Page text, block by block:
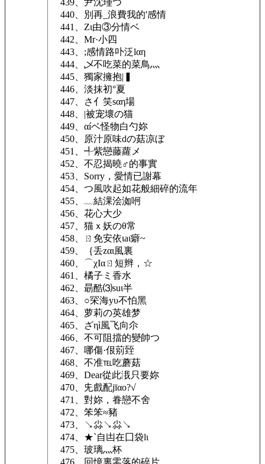
439、尹沈瑾つ
440、別再_浪費我的'感情
441、Zι由③分情ベ
442、Mr·小四
443、;感情路卟泛lαη
444、乄不吃菜的菜鳥灬
445、獨家擁抱|▍
446、淡抹初°夏
447、さ亻笑sαη場
448、|被宠壞の猫
449、αíベ怪物白勺妳
450、原汁原味dの菇凉ぼ
451、╃紫戀藤蘿メ
452、不忍揭曉♂的事實
453、Sorry，愛情已謝幕
454、つ風吹起如花般細碎的流年
455、﹏結淉浍洳哬
456、花心大少
457、猫ｘ妖のθ常
458、ㄖ免安依ιаι癖~
459、｛丢zαι風裏
460、⌒χΙαㄖ短辫，☆
461、橘子ミ香水
462、朂酷⑶suι半
463、○罙海yυ不怕黑
464、萝莉の英雄梦
465、ざηì風飞向尒
466、不可阻擋的變帥つ
467、哪傷·佷莂臸
468、不准℡吃蘑菇
469、Dear從此涐只要妳
470、兂戲配jīαо?√
471、對妳，眷戀不舍
472、笨笨≈豬
473、↘尛↘尛↘
474、★`自凷在囗袋lι
475、玻璃灬杯
476、回憶裏零落的碎片。